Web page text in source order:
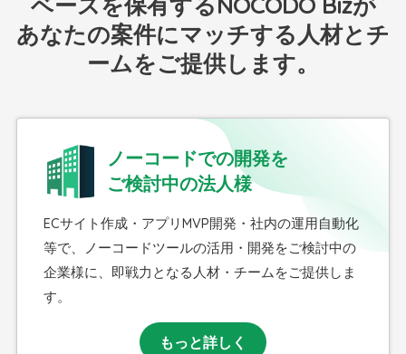
あなたの案件にマッチする人材とチ
ームをご提供します。
ノーコードでの開発を
ご検討中の法人様
ECサイト作成・アプリMVP開発・社内の運用自動化
等で、ノーコードツールの活用・開発をご検討中の
企業様に、即戦力となる人材・チームをご提供しま
す。
もっと詳しく